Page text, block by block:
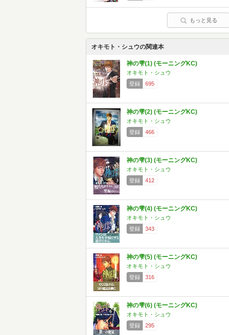
もっと見る
オキモト・シュウの関連本
神の雫(1) (モーニングKC)
オキモト・シュウ
登録
695
神の雫(2) (モーニングKC)
オキモト・シュウ
登録
466
神の雫(3) (モーニングKC)
オキモト・シュウ
登録
412
神の雫(4) (モーニングKC)
オキモト・シュウ
登録
343
神の雫(5) (モーニングKC)
オキモト・シュウ
登録
316
神の雫(6) (モーニングKC)
オキモト・シュウ
登録
295